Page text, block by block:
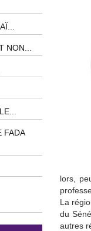
lors,
La
du
autres
NON...
FADA